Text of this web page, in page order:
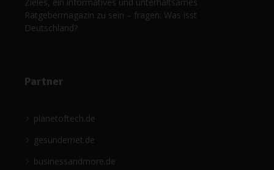
Ratgebermagazin zu sein – fragen: Was isst
Deutschland?
Partner
planetoftech.de
gesündernet.de
businessandmore.de